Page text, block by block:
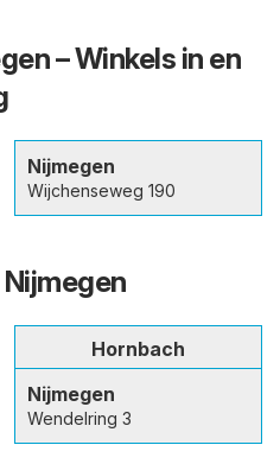
– Winkels in en
Nijmegen
Wijchenseweg 190
Hornbach
Nijmegen
Wendelring 3